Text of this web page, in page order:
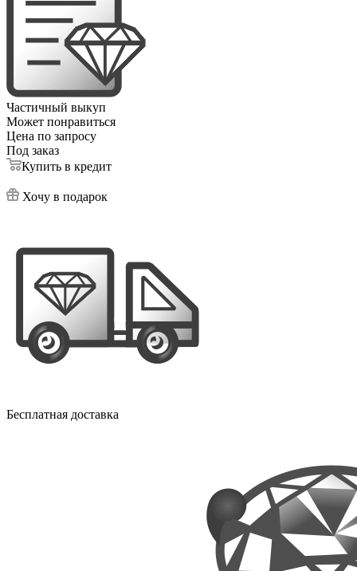
Частичный выкуп
Может понравиться
Цена по запросу
Под заказ
Купить в кредит
Хочу в подарок
Бесплатная доставка